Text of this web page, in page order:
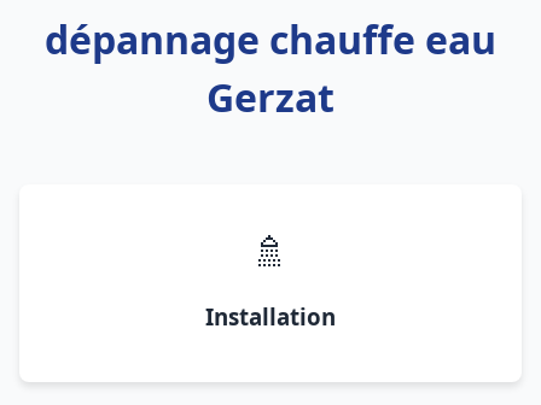
dépannage chauffe eau
Gerzat
🚿
Installation